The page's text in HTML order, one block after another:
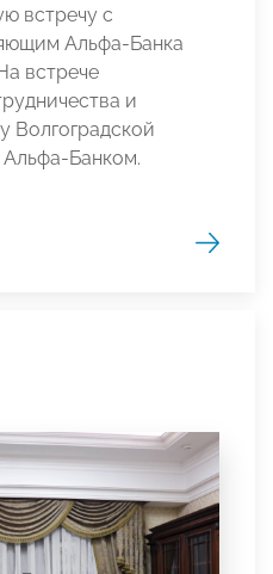
встречу с
Альфа-Банка
встрече
и
Волгоградской
Банком.